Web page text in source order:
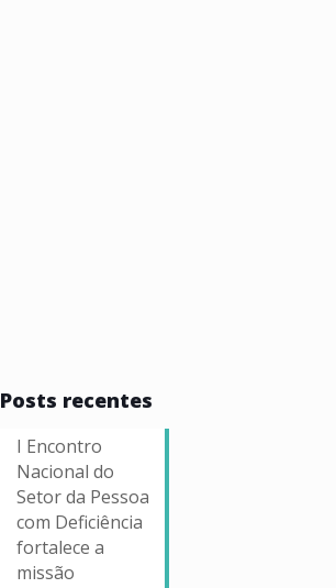
Posts recentes
I Encontro
Nacional do
Setor da Pessoa
com Deficiência
fortalece a
missão